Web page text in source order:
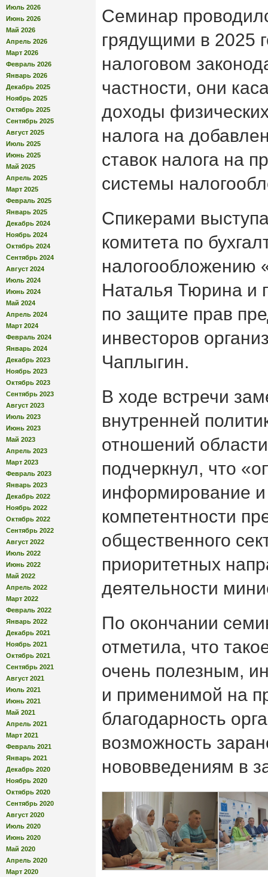
Июль 2026
Июнь 2026
Май 2026
Апрель 2026
Март 2026
Февраль 2026
Январь 2026
Декабрь 2025
Ноябрь 2025
Октябрь 2025
Сентябрь 2025
Август 2025
Июль 2025
Июнь 2025
Май 2025
Апрель 2025
Март 2025
Февраль 2025
Январь 2025
Декабрь 2024
Ноябрь 2024
Октябрь 2024
Сентябрь 2024
Август 2024
Июль 2024
Июнь 2024
Май 2024
Апрель 2024
Март 2024
Февраль 2024
Январь 2024
Декабрь 2023
Ноябрь 2023
Октябрь 2023
Сентябрь 2023
Август 2023
Июль 2023
Июнь 2023
Май 2023
Апрель 2023
Март 2023
Февраль 2023
Январь 2023
Декабрь 2022
Ноябрь 2022
Октябрь 2022
Сентябрь 2022
Август 2022
Июль 2022
Июнь 2022
Май 2022
Апрель 2022
Март 2022
Февраль 2022
Январь 2022
Декабрь 2021
Ноябрь 2021
Октябрь 2021
Сентябрь 2021
Август 2021
Июль 2021
Июнь 2021
Май 2021
Апрель 2021
Март 2021
Февраль 2021
Январь 2021
Декабрь 2020
Ноябрь 2020
Октябрь 2020
Сентябрь 2020
Август 2020
Июль 2020
Июнь 2020
Май 2020
Апрель 2020
Март 2020
Семинар
грядущими в 2025
налоговом
частности, они
доходы
налога на
ставок налога на
системы
Спикерами
комитета по
налогообложению
Наталья Тюрина и
по защите прав
инвесторов
Чаплыгин.
В ходе встречи
внутренней
отношений
подчеркнул, что
информирование
компетентности
общественного
приоритетных
деятельности
По окончании
отметила, что
очень полезным,
и применимой на
благодарность
возможность
нововведениям в